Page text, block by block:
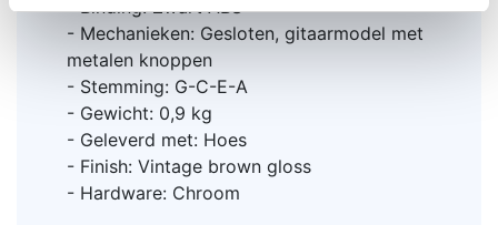
- Binding: Zwart ABS
- Mechanieken: Gesloten, gitaarmodel met
metalen knoppen
- Stemming: G-C-E-A
- Gewicht: 0,9 kg
- Geleverd met: Hoes
- Finish: Vintage brown gloss
- Hardware: Chroom